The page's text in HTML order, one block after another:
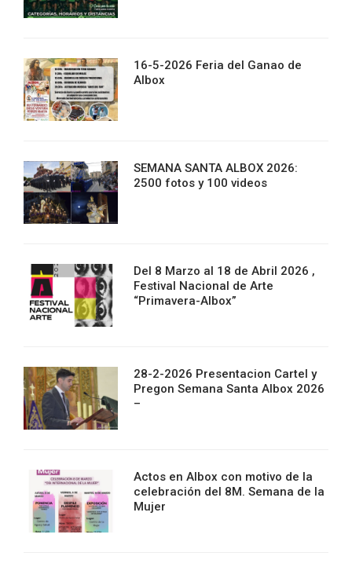
16-5-2026 Feria del Ganao de
Albox
SEMANA SANTA ALBOX 2026:
2500 fotos y 100 videos
Del 8 Marzo al 18 de Abril 2026 ,
Festival Nacional de Arte
“Primavera-Albox”
28-2-2026 Presentacion Cartel y
Pregon Semana Santa Albox 2026
–
Actos en Albox con motivo de la
celebración del 8M. Semana de la
Mujer